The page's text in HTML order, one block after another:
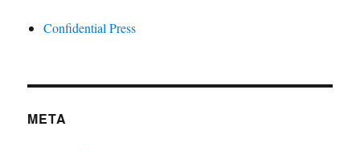
Confidential Press
META